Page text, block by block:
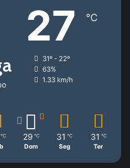
27 ℃
31º - 22º
63%
1.33 km/h
℃ 29 ℃
Dom
31 ℃
Seg
31 ℃
Ter